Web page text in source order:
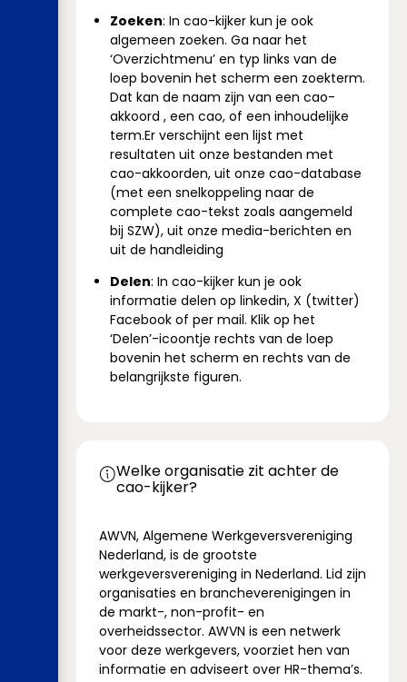
Zoeken: In cao-kijker kun je ook
algemeen zoeken. Ga naar het
‘Overzichtmenu’ en typ links van de
loep bovenin het scherm een zoekterm.
Dat kan de naam zijn van een cao-
akkoord , een cao, of een inhoudelijke
term.Er verschijnt een lijst met
resultaten uit onze bestanden met
cao-akkoorden, uit onze cao-database
(met een snelkoppeling naar de
complete cao-tekst zoals aangemeld
bij SZW), uit onze media-berichten en
uit de handleiding
Delen: In cao-kijker kun je ook
informatie delen op linkedin, X (twitter)
Facebook of per mail. Klik op het
‘Delen’-icoontje rechts van de loep
bovenin het scherm en rechts van de
belangrijkste figuren.
Welke organisatie zit achter de
cao-kijker?
AWVN, Algemene Werkgeversvereniging
Nederland, is de grootste
werkgeversvereniging in Nederland. Lid zijn
organisaties en brancheverenigingen in
de markt-, non-profit- en
overheidssector. AWVN is een netwerk
voor deze werkgevers, voorziet hen van
informatie en adviseert over HR-thema’s.